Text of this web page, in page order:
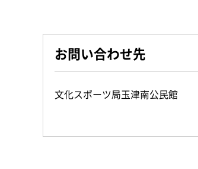
お問い合わせ先
文化スポーツ局玉津南公民館